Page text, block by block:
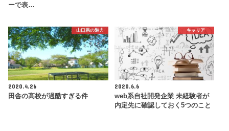
ーで表…
山口県の魅力
2020.4.26
田舎の高校が過酷すぎる件
キャリア
2020.6.6
web系自社開発企業 未経験者が
内定先に確認しておく5つのこと